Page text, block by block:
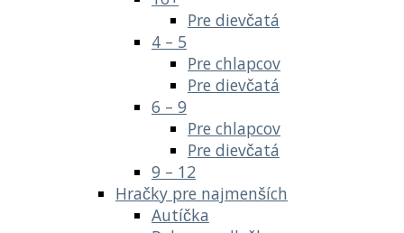
Pre dievčatá
4 – 5
Pre chlapcov
Pre dievčatá
6 – 9
Pre chlapcov
Pre dievčatá
9 – 12
Hračky pre najmenších
Autíčka